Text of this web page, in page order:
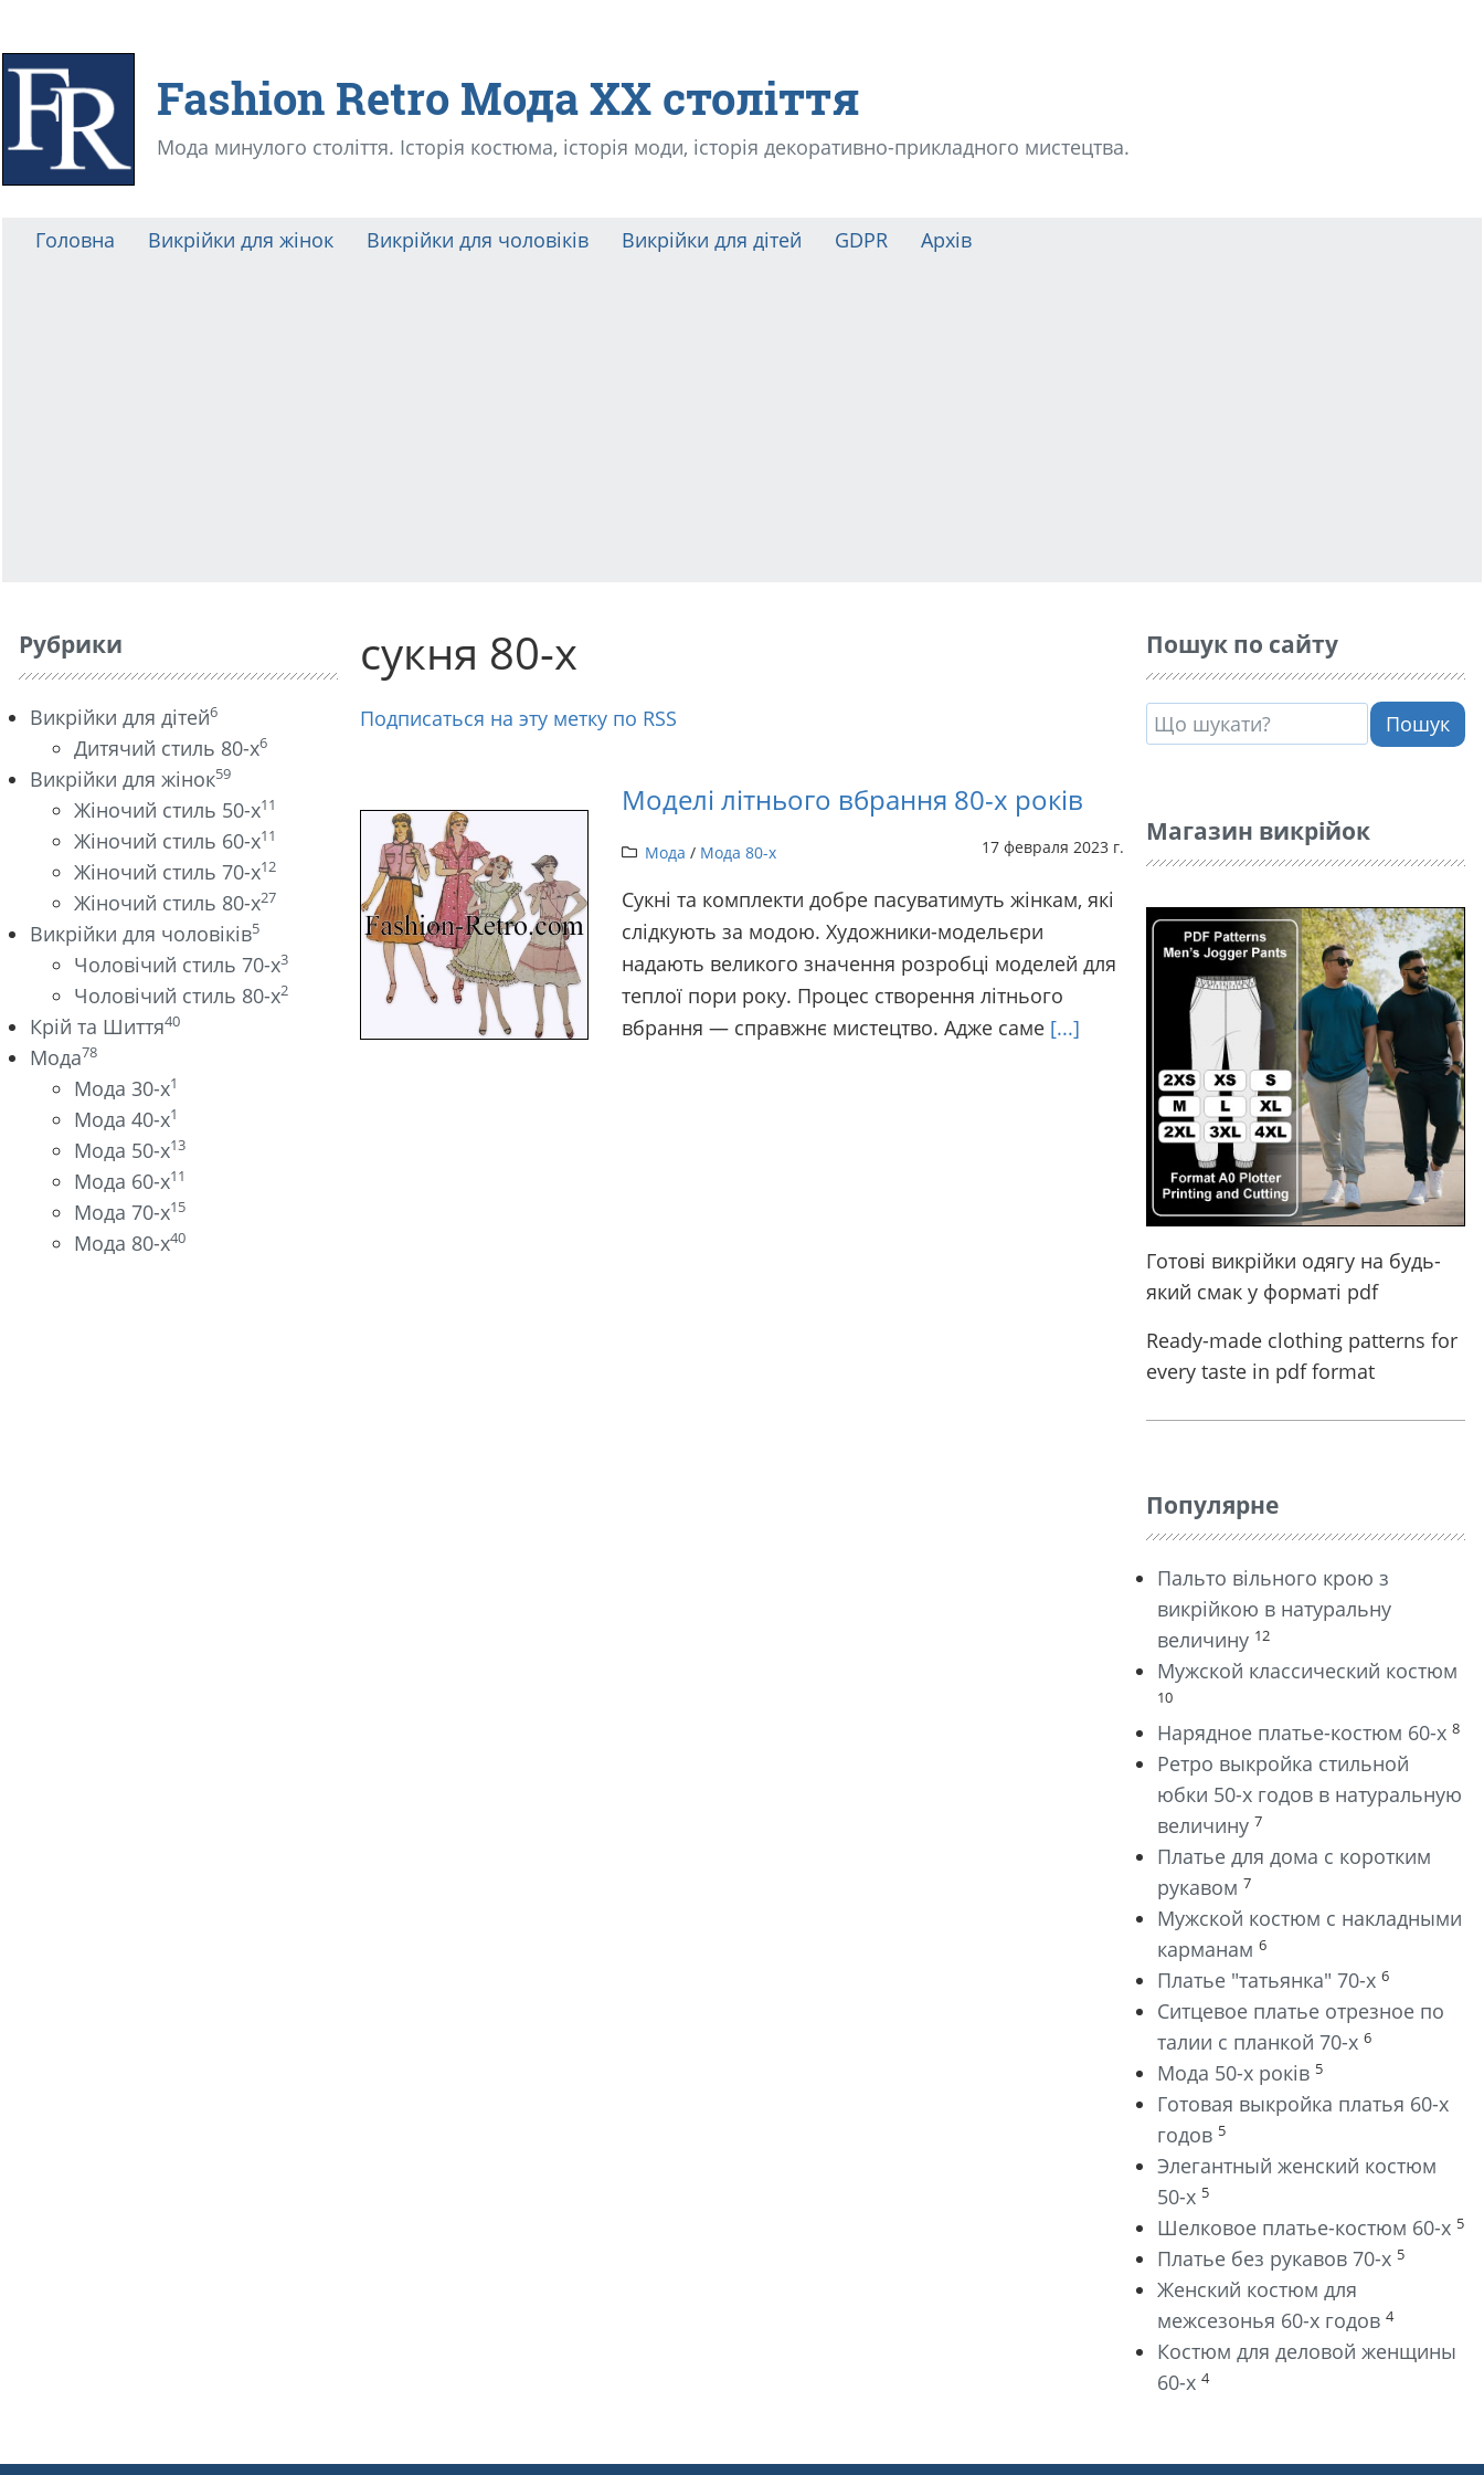
Fashion Retro Мода ХХ століття
Мода минулого століття. Історія костюма, історія моди, історія декоративно-прикладного мистецтва.
Головна Викрійки для жінок Викрійки для чоловіків Викрійки для дітей GDPR Архів
сукня 80-х
Подписаться на эту метку по RSS
Моделі літнього вбрання 80-х років
Мода / Мода 80-х 17 февраля 2023 г.
Сукні та комплекти добре пасуватимуть жінкам, які
слідкують за модою. Художники-модельєри
надають великого значення розробці моделей для
теплої пори року. Процес створення літнього
вбрання — справжнє мистецтво. Адже саме [...]
Рубрики
Викрійки для дітей6
Дитячий стиль 80-х6
Викрійки для жінок59
Жіночий стиль 50-х11
Жіночий стиль 60-х11
Жіночий стиль 70-х12
Жіночий стиль 80-х27
Викрійки для чоловіків5
Чоловічий стиль 70-х3
Чоловічий стиль 80-х2
Крій та Шиття40
Мода78
Мода 30-х1
Мода 40-х1
Мода 50-х13
Мода 60-х11
Мода 70-х15
Мода 80-х40
Пошук по сайту
Пошук
Магазин викрійок
Готові викрійки одягу на будь-
який смак у форматі pdf
Ready-made clothing patterns for
every taste in pdf format
Популярне
Пальто вільного крою з
викрійкою в натуральну
величину 12
Мужской классический костюм
10
Нарядное платье-костюм 60-х 8
Ретро выкройка стильной
юбки 50-х годов в натуральную
величину 7
Платье для дома с коротким
рукавом 7
Мужской костюм с накладными
карманам 6
Платье "татьянка" 70-х 6
Ситцевое платье отрезное по
талии с планкой 70-х 6
Мода 50-х років 5
Готовая выкройка платья 60-х
годов 5
Элегантный женский костюм
50-х 5
Шелковое платье-костюм 60-х 5
Платье без рукавов 70-х 5
Женский костюм для
межсезонья 60-х годов 4
Костюм для деловой женщины
60-х 4